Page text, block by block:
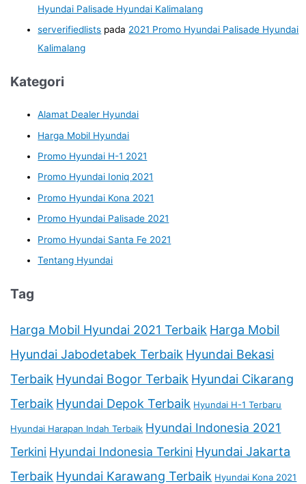
Hyundai Palisade Hyundai Kalimalang
serverifiedlists pada 2021 Promo Hyundai Palisade Hyundai
Kalimalang
Kategori
Alamat Dealer Hyundai
Harga Mobil Hyundai
Promo Hyundai H-1 2021
Promo Hyundai Ioniq 2021
Promo Hyundai Kona 2021
Promo Hyundai Palisade 2021
Promo Hyundai Santa Fe 2021
Tentang Hyundai
Tag
Harga Mobil Hyundai 2021 Terbaik Harga Mobil
Hyundai Jabodetabek Terbaik Hyundai Bekasi
Terbaik Hyundai Bogor Terbaik Hyundai Cikarang
Terbaik Hyundai Depok Terbaik Hyundai H-1 Terbaru
Hyundai Harapan Indah Terbaik Hyundai Indonesia 2021
Terkini Hyundai Indonesia Terkini Hyundai Jakarta
Terbaik Hyundai Karawang Terbaik Hyundai Kona 2021